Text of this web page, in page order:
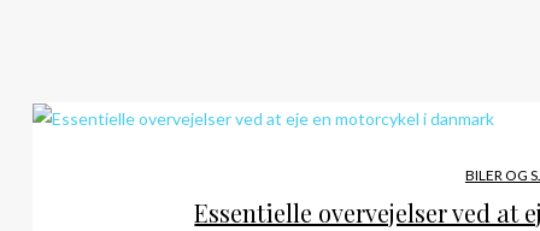
BILER OG
Essentielle overvejelser ved at